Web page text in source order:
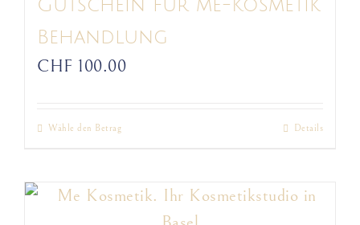
Gutschein für me-Kosmetik
Behandlung
CHF 100.00
Wähle den BetragDieses
weist
mehrere
Details